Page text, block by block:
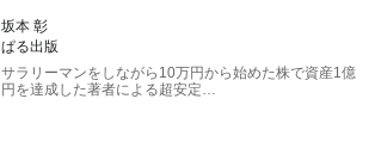
坂本 彰
ぱる出版
サラリーマンをしながら10万円から始めた株で資産1億
円を達成した著者による超安定…